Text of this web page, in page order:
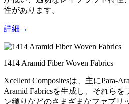
性があります。
詳細→
1414 Aramid Fiber Woven Fabrics
Xcellent Compositesは、主にPara-
Aramid Fabricsを生成し、それら
ン織りなどのさまざまなファブリ